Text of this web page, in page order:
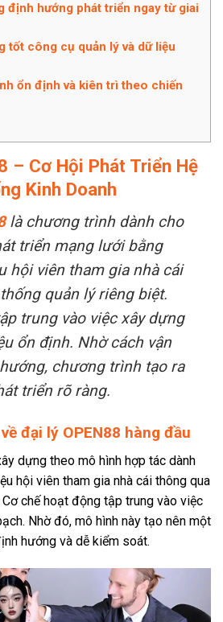
định hướng phát triển ngay từ giai
tốt công cụ quản lý và dữ liệu
ổn định và kiên trì theo chiến
– Cơ Hội Phát Triển Hệ
Kinh Doanh
là chương trình dành cho
triển mạng lưới bằng
hội viên tham gia nhà cái
quản lý riêng biệt.
trung vào việc xây dựng
ổn định. Nhờ cách vận
chương trình tạo ra
triển rõ ràng.
đại lý OPEN88 hàng đầu
dựng theo mô hình hợp tác dành
hội viên tham gia nhà cái thông qua
chế hoạt động tập trung vào việc
Nhờ đó, mô hình này tạo nên một
hướng và dễ kiểm soát.